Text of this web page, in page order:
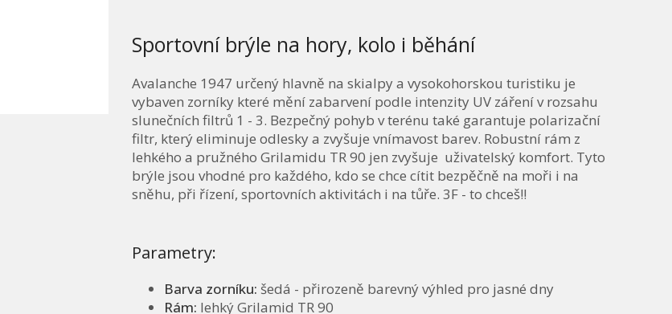
Sportovní brýle na hory, kolo i běhání
Avalanche 1947 určený hlavně na skialpy a vysokohorskou turistiku je
vybaven zorníky které mění zabarvení podle intenzity UV záření v rozsahu
slunečních filtrů 1 - 3. Bezpečný pohyb v terénu také garantuje polarizační
filtr, který eliminuje odlesky a zvyšuje vnímavost barev. Robustní rám z
lehkého a pružného Grilamidu TR 90 jen zvyšuje uživatelský komfort. Tyto
brýle jsou vhodné pro každého, kdo se chce cítit bezpěčně na moři i na
sněhu, při řízení, sportovních aktivitách i na tůře. 3F - to chceš!!
Parametry:
Barva zorníku: šedá - přirozeně barevný výhled pro jasné dny
Rám: lehký Grilamid TR 90